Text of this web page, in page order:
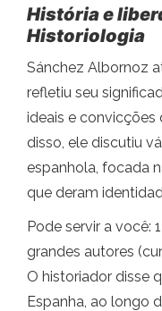
História e
Historiologia
Sánchez Albornoz
refletiu seu
ideais e convicções
disso, ele discutiu
espanhola, focada
que deram
Pode servir a você:
grandes autores
O historiador disse
Espanha, ao longo